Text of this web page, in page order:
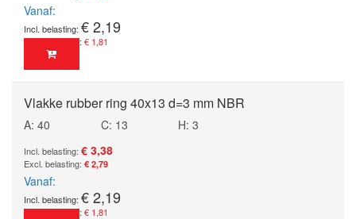
Vanaf
€ 2,19
€ 1,81
Vlakke rubber ring 40x13 d=3 mm NBR
A: 40 C: 13
H: 3
€ 3,38
€ 2,79
Vanaf
€ 2,19
€ 1,81